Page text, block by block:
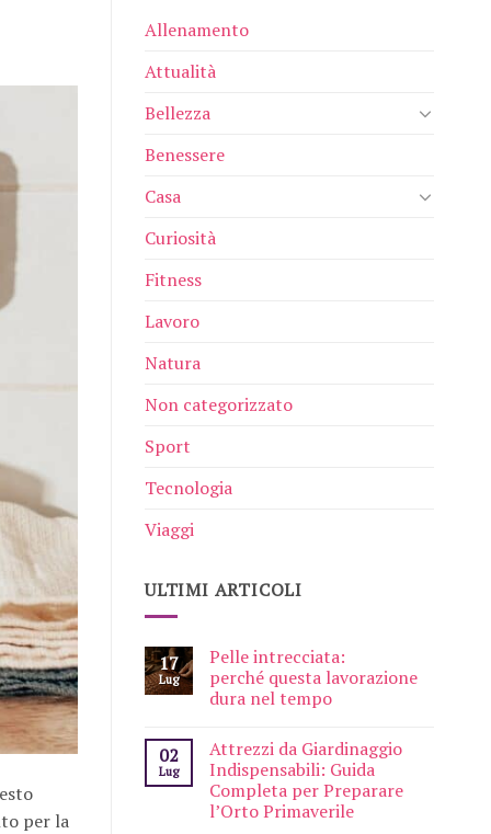
per la
Allenamento
Attualità
Bellezza
Benessere
Casa
Curiosità
Fitness
Lavoro
Natura
Non categorizzato
Sport
Tecnologia
Viaggi
ULTIMI ARTICOLI
17
Lug
Pelle intrecciata:
perché questa lavorazione
dura nel tempo
02
Lug
Attrezzi da Giardinaggio
Indispensabili: Guida
Completa per Preparare
l’Orto Primaverile